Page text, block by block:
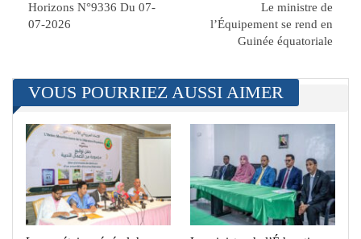
Horizons N°9336 Du 07-
07-2026
Le ministre de
l’Équipement se rend en
Guinée équatoriale
VOUS POURRIEZ AUSSI AIMER